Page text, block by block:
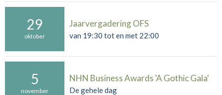
29
oktober
Jaarvergadering OFS
van 19:30 tot en met 22:00
5
november
NHN Business Awards 'A Gothic Gala'
De gehele dag